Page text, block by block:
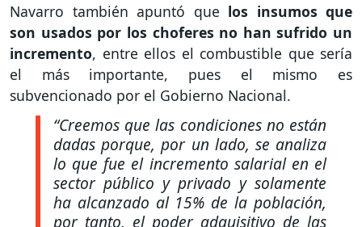
Navarro también apuntó que los insumos que
son usados por los choferes no han sufrido un
incremento, entre ellos el combustible que sería
el más importante, pues el mismo es
subvencionado por el Gobierno Nacional.
“Creemos que las condiciones no están
dadas porque, por un lado, se analiza
lo que fue el incremento salarial en el
sector público y privado y solamente
ha alcanzado al 15% de la población,
por tanto, el poder adquisitivo de las